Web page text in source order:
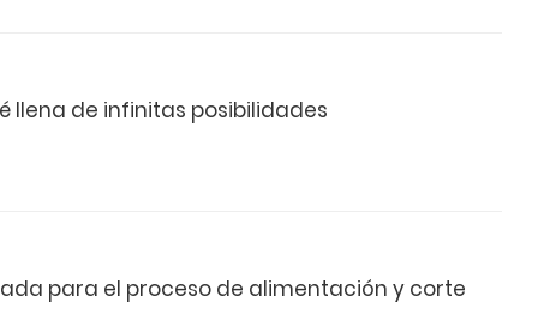
llena de infinitas posibilidades
para el proceso de alimentación y corte